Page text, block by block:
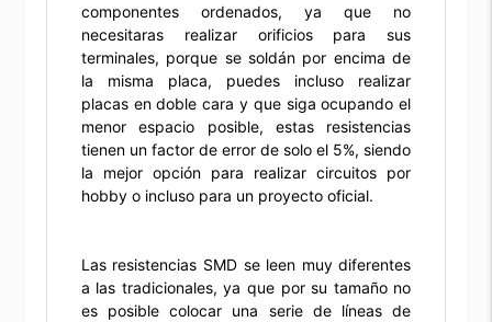
componentes ordenados, ya que no
necesitaras realizar orificios para sus
terminales, porque se soldán por encima de
la misma placa, puedes incluso realizar
placas en doble cara y que siga ocupando el
menor espacio posible, estas resistencias
tienen un factor de error de solo el 5%, siendo
la mejor opción para realizar circuitos por
hobby o incluso para un proyecto oficial.
Las resistencias SMD se leen muy diferentes
a las tradicionales, ya que por su tamaño no
es posible colocar una serie de líneas de